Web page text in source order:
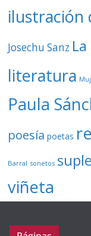
ilustración
Josechu Sanz
literatura
Paula
poesía poetas
Barral sonetos
viñeta